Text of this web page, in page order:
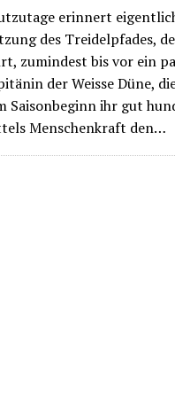
erinnert
des Treidelpfades,
zumindest bis vor ein
der Weisse Düne,
Saisonbeginn ihr gut
Menschenkraft den…